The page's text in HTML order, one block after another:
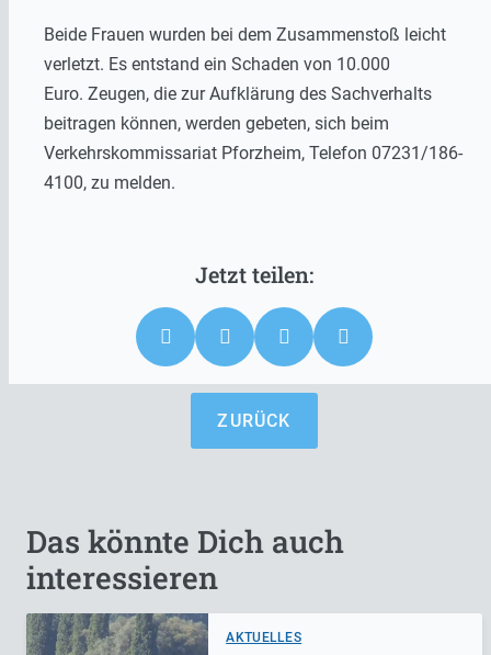
Beide Frauen wurden bei dem Zusammenstoß leicht
verletzt. Es entstand ein Schaden von 10.000
Euro. Zeugen, die zur Aufklärung des Sachverhalts
beitragen können, werden gebeten, sich beim
Verkehrskommissariat Pforzheim, Telefon 07231/186-
4100, zu melden.
ZURÜCK
Das könnte Dich auch
interessieren
AKTUELLES